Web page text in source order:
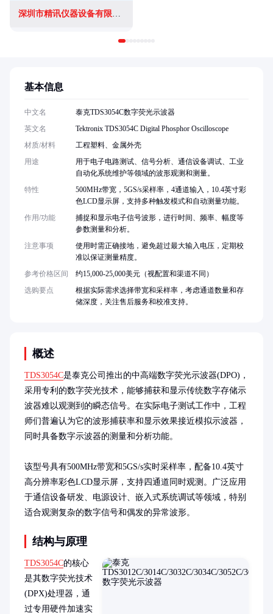
深圳市精讯仪器设备有限公司
概述
TDS3054C是泰克公司推出的中高端数字荧光示波器(DPO)，
采用专利的数字荧光技术，能够捕获和显示传统数字存储示
波器难以观测到的瞬态信号。在实际电子测试工作中，工程
师们普遍认为它的波形捕获率和显示效果接近模拟示波器，
同时具备数字示波器的测量和分析功能。
该型号具有500MHz带宽和5GS/s实时采样率，配备10.4英寸
高分辨率彩色LCD显示屏，支持四通道同时观测。广泛应用
于通信设备研发、电源设计、嵌入式系统调试等领域，特别
适合观测复杂的数字信号和偶发的异常波形。
结构与原理
TDS3054C的核心
是其数字荧光技术
(DPX)处理器，通
过专用硬件加速实
基本信息
中文名
泰克TDS3054C数字荧光示波器
英文名
Tektronix TDS3054C Digital Phosphor Oscilloscope
材质/材料
工程塑料、金属外壳
用途
用于电子电路测试、信号分析、通信设备调试、工业
自动化系统维护等领域的波形观测和测量。
特性
500MHz带宽，5GS/s采样率，4通道输入，10.4英寸彩
色LCD显示屏，支持多种触发模式和自动测量功能。
作用/功能
捕捉和显示电子信号波形，进行时间、频率、幅度等
参数测量和分析。
注意事项
使用时需正确接地，避免超过最大输入电压，定期校
准以保证测量精度。
参考价格区间
约15,000-25,000美元（视配置和渠道不同）
选购要点
根据实际需求选择带宽和采样率，考虑通道数量和存
储深度，关注售后服务和校准支持。